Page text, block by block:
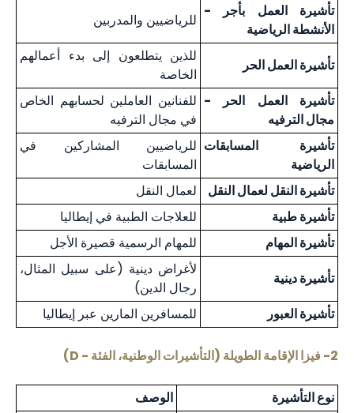
تأشيرة العمل بأجر -
الأنشطة الرياضية
للرياضيين والمدربين
تأشيرة العمل الحر
للذين يتطلعون إلى بدء أعمالهم
الخاصة
تأشيرة العمل الحر -
مجال الترفيه
للفنانين العاملين لحسابهم الخاص
في مجال الترفيه
تأشيرة المسابقات
الرياضية
للرياضيين المشاركين في
المسابقات
تأشيرة النقل لعمال النقل
لعمال النقل
تأشيرة طبية
للعلاجات الطبية في إيطاليا
تأشيرة المهام
للمهام الرسمية قصيرة الأجل
تأشيرة دينية
لأغراض دينية (على سبيل المثال،
رجال الدين)
تأشيرة العبور
للمسافرين المارين عبر إيطاليا
2- فيزا الإقامة الطويلة (التأشيرات الوطنية، الفئة - D)
نوع التأشيرة
الوصف